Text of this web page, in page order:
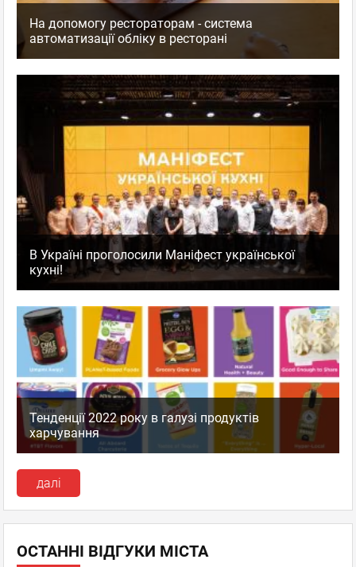
На допомогу рестораторам - система
автоматизації обліку в ресторані
В Україні проголосили Маніфест української
кухні!
Тенденції 2022 року в галузі продуктів
харчування
далі
ОСТАННІ ВІДГУКИ МІСТА